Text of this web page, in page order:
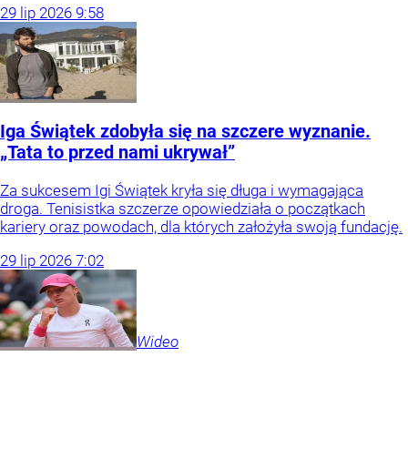
29 lip 2026 9:58
Iga Świątek zdobyła się na szczere wyznanie.
„Tata to przed nami ukrywał”
Za sukcesem Igi Świątek kryła się długa i wymagająca
droga. Tenisistka szczerze opowiedziała o początkach
kariery oraz powodach, dla których założyła swoją fundację.
29 lip 2026 7:02
Wideo